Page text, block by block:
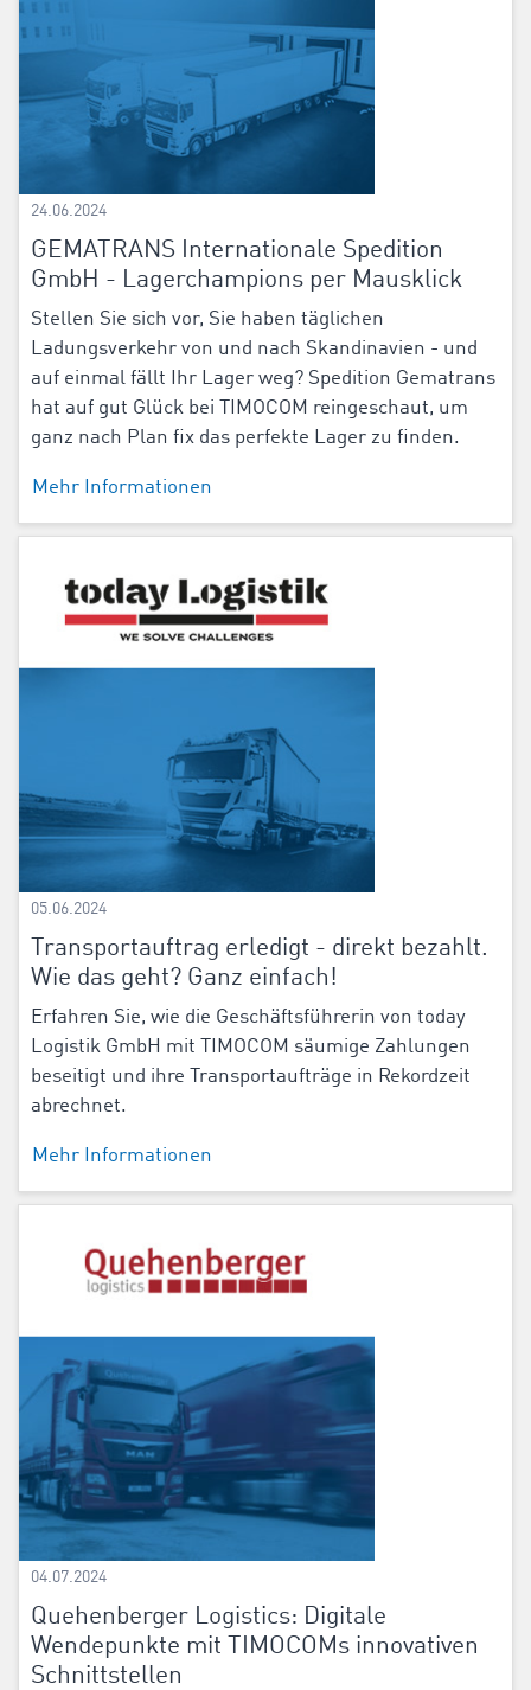
24.06.2024
GEMATRANS Internationale Spedition
GmbH - Lagerchampions per Mausklick
Stellen Sie sich vor, Sie haben täglichen
Ladungsverkehr von und nach Skandinavien - und
auf einmal fällt Ihr Lager weg? Spedition Gematrans
hat auf gut Glück bei TIMOCOM reingeschaut, um
ganz nach Plan fix das perfekte Lager zu finden.
Mehr Informationen
05.06.2024
Transportauftrag erledigt - direkt bezahlt.
Wie das geht? Ganz einfach!
Erfahren Sie, wie die Geschäftsführerin von today
Logistik GmbH mit TIMOCOM säumige Zahlungen
beseitigt und ihre Transportaufträge in Rekordzeit
abrechnet.
Mehr Informationen
04.07.2024
Quehenberger Logistics: Digitale
Wendepunkte mit TIMOCOMs innovativen
Schnittstellen